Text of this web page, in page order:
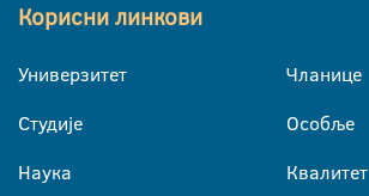
Корисни линкови
Универзитет
Студије
Наука
Чланице
Особље
Квалитет